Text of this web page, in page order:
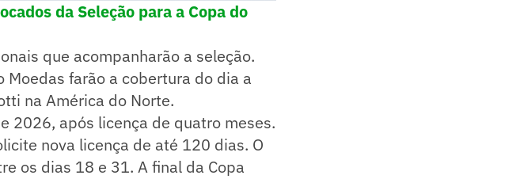
da Seleção para a Copa do
que acompanharão a seleção.
Moedas farão a cobertura do dia a
na América do Norte.
2026, após licença de quatro meses.
nova licença de até 120 dias. O
os dias 18 e 31. A final da Copa